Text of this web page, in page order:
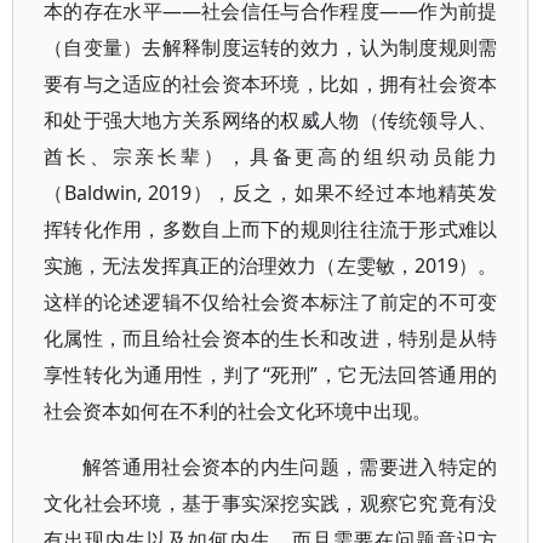
本的存在水平——社会信任与合作程度——作为前提
（自变量）去解释制度运转的效力，认为制度规则需
要有与之适应的社会资本环境，比如，拥有社会资本
和处于强大地方关系网络的权威人物（传统领导人、
酋长、宗亲长辈），具备更高的组织动员能力
（Baldwin, 2019），反之，如果不经过本地精英发
挥转化作用，多数自上而下的规则往往流于形式难以
实施，无法发挥真正的治理效力（左雯敏，2019）。
这样的论述逻辑不仅给社会资本标注了前定的不可变
化属性，而且给社会资本的生长和改进，特别是从特
享性转化为通用性，判了“死刑”，它无法回答通用的
社会资本如何在不利的社会文化环境中出现。
解答通用社会资本的内生问题，需要进入特定的
文化社会环境，基于事实深挖实践，观察它究竟有没